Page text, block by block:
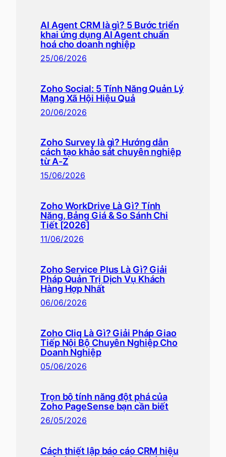
AI Agent CRM là gì? 5 Bước triển
khai ứng dụng AI Agent chuẩn
hoá cho doanh nghiệp
25/06/2026
Zoho Social: 5 Tính Năng Quản Lý
Mạng Xã Hội Hiệu Quả
20/06/2026
Zoho Survey là gì? Hướng dẫn
cách tạo khảo sát chuyên nghiệp
từ A-Z
15/06/2026
Zoho WorkDrive Là Gì? Tính
Năng, Bảng Giá & So Sánh Chi
Tiết [2026]
11/06/2026
Zoho Service Plus Là Gì? Giải
Pháp Quản Trị Dịch Vụ Khách
Hàng Hợp Nhất
06/06/2026
Zoho Cliq Là Gì? Giải Pháp Giao
Tiếp Nội Bộ Chuyên Nghiệp Cho
Doanh Nghiệp
05/06/2026
Trọn bộ tính năng đột phá của
Zoho PageSense bạn cần biết
26/05/2026
Cách thiết lập báo cáo CRM hiệu